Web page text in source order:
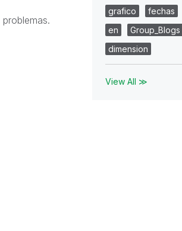
grafico
fechas
en
Group_Blogs
dimension
View All ≫